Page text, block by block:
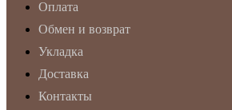
Оплата
Обмен и возврат
Укладка
Доставка
Контакты